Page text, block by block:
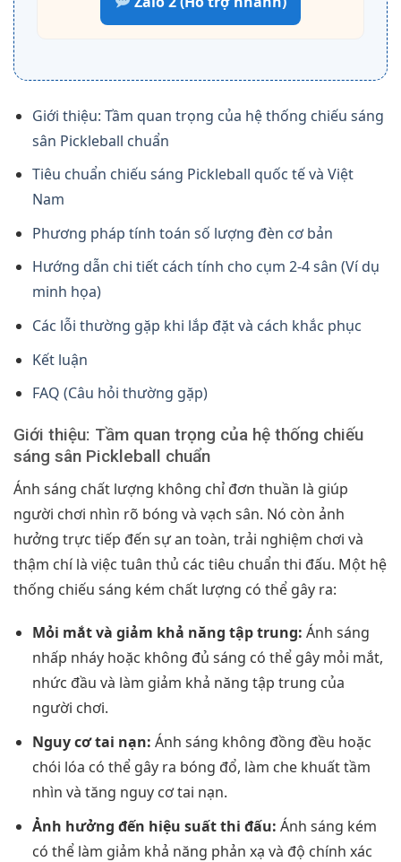
Giới thiệu: Tầm quan trọng của hệ thống chiếu sáng
sân Pickleball chuẩn
Tiêu chuẩn chiếu sáng Pickleball quốc tế và Việt
Nam
Phương pháp tính toán số lượng đèn cơ bản
Hướng dẫn chi tiết cách tính cho cụm 2-4 sân (Ví dụ
minh họa)
Các lỗi thường gặp khi lắp đặt và cách khắc phục
Kết luận
FAQ (Câu hỏi thường gặp)
Giới thiệu: Tầm quan trọng của hệ thống chiếu
sáng sân Pickleball chuẩn
Ánh sáng chất lượng không chỉ đơn thuần là giúp
người chơi nhìn rõ bóng và vạch sân. Nó còn ảnh
hưởng trực tiếp đến sự an toàn, trải nghiệm chơi và
thậm chí là việc tuân thủ các tiêu chuẩn thi đấu. Một hệ
thống chiếu sáng kém chất lượng có thể gây ra:
Mỏi mắt và giảm khả năng tập trung: Ánh sáng
nhấp nháy hoặc không đủ sáng có thể gây mỏi mắt,
nhức đầu và làm giảm khả năng tập trung của
người chơi.
Nguy cơ tai nạn: Ánh sáng không đồng đều hoặc
chói lóa có thể gây ra bóng đổ, làm che khuất tầm
nhìn và tăng nguy cơ tai nạn.
Ảnh hưởng đến hiệu suất thi đấu: Ánh sáng kém
có thể làm giảm khả năng phản xạ và độ chính xác